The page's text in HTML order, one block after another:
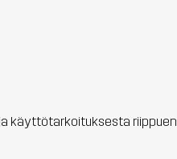
käyttötarkoituksesta